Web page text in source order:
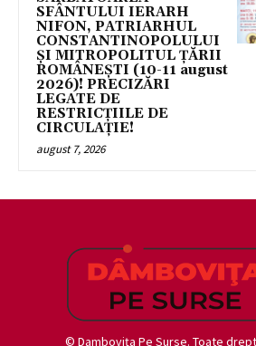
SFÂNTULUI IERARH
NIFON, PATRIARHUL
CONSTANTINOPOLULUI
ŞI MITROPOLITUL ȚĂRII
ROMÂNEȘTI (10-11 august
2026)! PRECIZĂRI
LEGATE DE
RESTRICȚIILE DE
CIRCULAȚIE!
august 7, 2026
© Damboviţa Pe Surse. Toate